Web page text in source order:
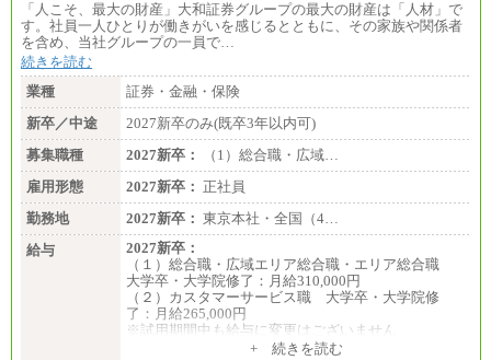
「人こそ、最大の財産」大和証券グループの最大の財産は「人材」で
す。社員一人ひとりが働きがいを感じるとともに、その家族や関係者
を含め、当社グループの一員で…
続きを読む
業種
証券・金融・保険
新卒／中途
2027新卒のみ(既卒3年以内可)
募集職種
2027新卒：
（1）総合職・広域…
雇用形態
2027新卒： 正社員
勤務地
2027新卒： 東京本社・全国（4…
給与
2027新卒：
（１）総合職・広域エリア総合職・エリア総合職
大学卒・大学院修了：月給310,000円
（２）カスタマーサービス職 大学卒・大学院修
了：月給265,000円
※試用期間中も給与に変更はございません
+ 続きを読む